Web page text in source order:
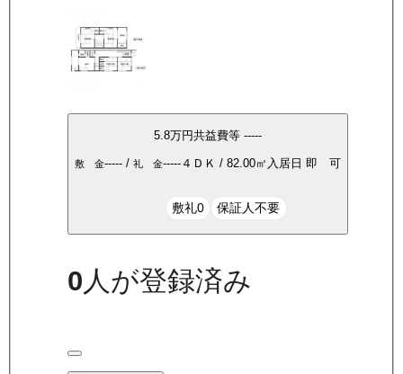
5.8万円共益費等-----
敷 金----- /礼 金----- ４ＤＫ /82.00㎡ 入居日 即 可
敷礼0 保証人不要
0人が登録済み